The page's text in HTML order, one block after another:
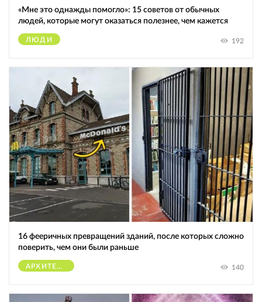
«Мне это однажды помогло»: 15 советов от обычных
людей, которые могут оказаться полезнее, чем кажется
ЛЮДИ 192
16 фееричных превращений зданий, после которых сложно
поверить, чем они были раньше
АРХИТЕКТУРА 140